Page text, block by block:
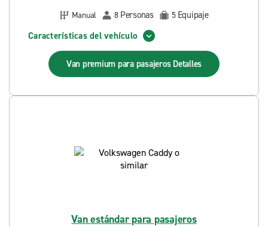
Manual
8 Personas 5 Equipaje
Características del vehículo
Van premium para pasajeros Detalles
Van estándar para pasajeros